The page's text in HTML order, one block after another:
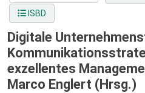
ISBD
Digitale
exzellentes
Marco Englert (Hrsg.)